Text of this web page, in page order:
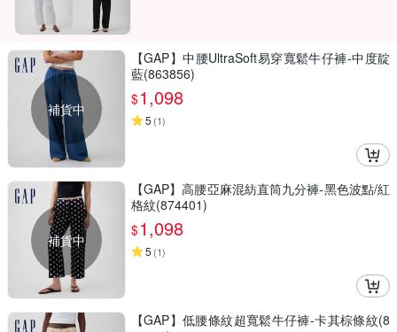
補貨中
【GAP】中腰UltraSoft易穿寬鬆牛仔褲-中度靛
藍(863856)
$1,098
5 (1)
補貨中
【GAP】高腰亞麻混紡直筒九分褲-黑色波點/紅
格紋(874401)
$1,098
5 (1)
【GAP】低腰條紋超寬鬆牛仔褲-卡其棕條紋(8